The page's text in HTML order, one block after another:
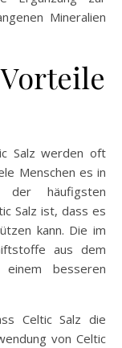
Mineralien
Salz werden oft
Menschen es in
der häufigsten
Salz ist, dass es
kann. Die im
aus dem
besseren
Celtic Salz die
von Celtic